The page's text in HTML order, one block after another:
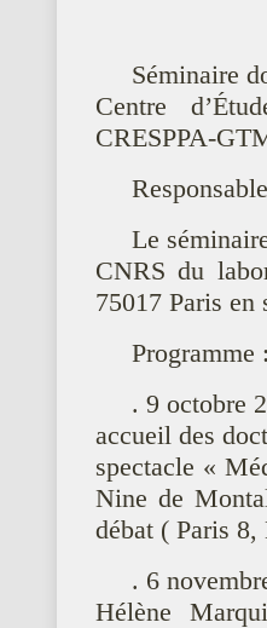
Séminaire
Centre
CRESPPA-
Le
CNRS du
75017 Paris
Programme
. 9 octobre
accueil des
spectacle «
Nine de
débat ( Paris
. 6
Hélène